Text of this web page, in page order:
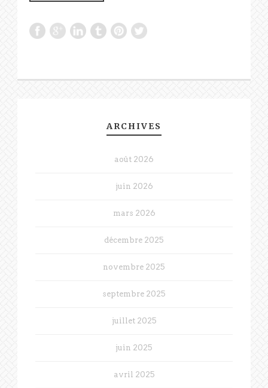
ARCHIVES
août 2026
juin 2026
mars 2026
décembre 2025
novembre 2025
septembre 2025
juillet 2025
juin 2025
avril 2025